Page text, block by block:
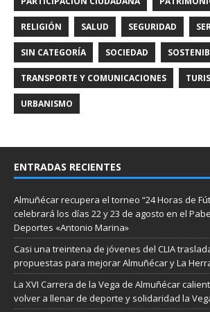
RELIGIÓN SALUD SEGURIDAD
SIN CATEGORÍA SOCIEDAD
TRANSPORTE Y COMUNICACIONES
URBANISMO
ENTRADAS RECIENTES
Almuñécar recupera el torneo “24 Horas de
celebrará los días 22 y 23 de agosto en el
Deportes «Antonio Marina»
Casi una treintena de jóvenes del CLIA
propuestas para mejorar Almuñécar y La
La XVI Carrera de la Vega de Almuñécar
volver a llenar de deporte y solidaridad la